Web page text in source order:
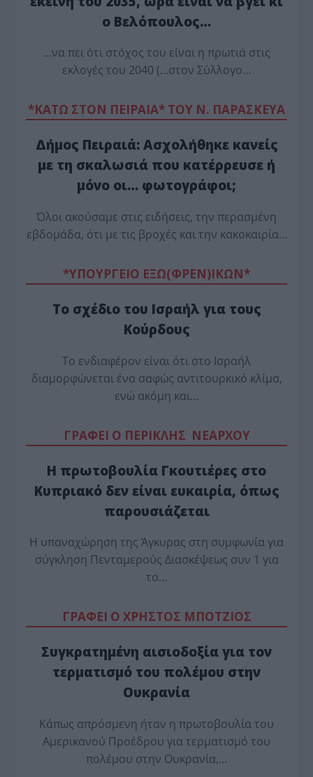
ο Βελόπουλος…
…να πει ότι στόχος του είναι η πρωτιά στις
εκλογές του 2040 (…στον Σύλλογο…
*ΚΑΤΩ ΣΤΟΝ ΠΕΙΡΑΙΑ* ΤΟΥ Ν. ΠΑΡΑΣΚΕΥΑ
Δήμος Πειραιά: Ασχολήθηκε κανείς
με τη σκαλωσιά που κατέρρευσε ή
μόνο οι… φωτογράφοι;
Όλοι ακούσαμε στις ειδήσεις, την περασμένη
εβδομάδα, ότι με τις βροχές και την κακοκαιρία…
*ΥΠΟΥΡΓΕΙΟ ΕΞΩ(ΦΡΕΝ)ΙΚΩΝ*
Το σχέδιο του Ισραήλ για τους
Κούρδους
Το ενδιαφέρον είναι ότι στο Ισραήλ
διαμορφώνεται ένα σαφώς αντιτουρκικό κλίμα,
ενώ ακόμη και…
ΓΡΑΦΕΙ Ο ΠΕΡΙΚΛΗΣ ΝΕΑΡΧΟΥ
Η πρωτοβουλία Γκουτιέρες στο
Κυπριακό δεν είναι ευκαιρία, όπως
παρουσιάζεται
Η υπαναχώρηση της Άγκυρας στη συμφωνία για
σύγκληση Πενταμερούς Διασκέψεως συν 1 για
το…
ΓΡΑΦΕΙ Ο ΧΡΗΣΤΟΣ ΜΠΟΤΖΙΟΣ
Συγκρατημένη αισιοδοξία για τον
τερματισμό του πολέμου στην
Ουκρανία
Κάπως απρόσμενη ήταν η πρωτοβουλία του
Αμερικανού Προέδρου για τερματισμό του
πολέμου στην Ουκρανία,…